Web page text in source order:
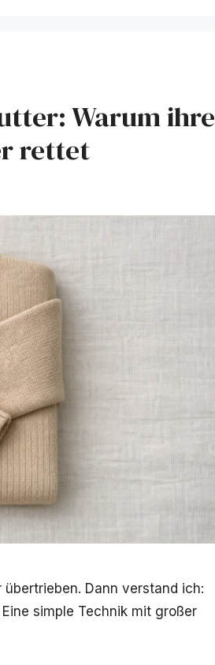
Warum ihre
rettet
Dann verstand ich:
simple Technik mit großer